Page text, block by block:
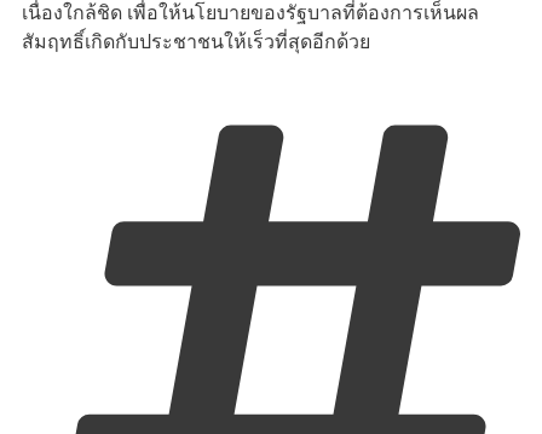
เนื่องใกล้ชิด เพื่อให้นโยบายของรัฐบาลที่ต้องการเห็นผล
สัมฤทธิ์เกิดกับประชาชนให้เร็วที่สุดอีกด้วย